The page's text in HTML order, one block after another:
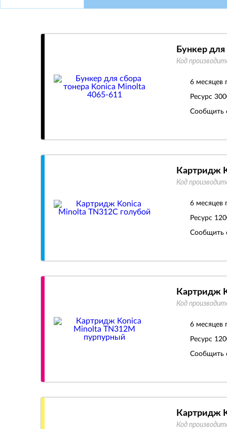
Бункер
Код
6 месяцев
Ресурс
Сообщить
Картридж
Код
6 месяцев
Ресурс
Сообщить
Картридж
Код
6 месяцев
Ресурс
Сообщить
Картридж
Код